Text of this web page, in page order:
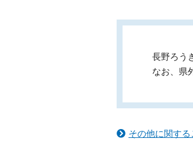
長野ろう
なお、県
その他に関す